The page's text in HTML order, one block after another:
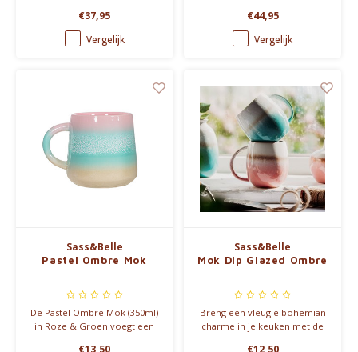
koeling. Lichtgewicht, stijlvol
en ideaal voor strand, picknick
of onderweg.
€37,95
Vergelijk
maaltijden op de perfecte
temperatuur te houden, waar
je ook gaat.
€44,95
Vergelijk
Sass&Belle
Pastel Ombre Mok
De Pastel Ombre Mok (350ml)
in Roze & Groen voegt een
€13,50
Sass&Belle
Mok Dip Glazed Ombre
Breng een vleugje bohemian
charme in je keuken met de
€12,50